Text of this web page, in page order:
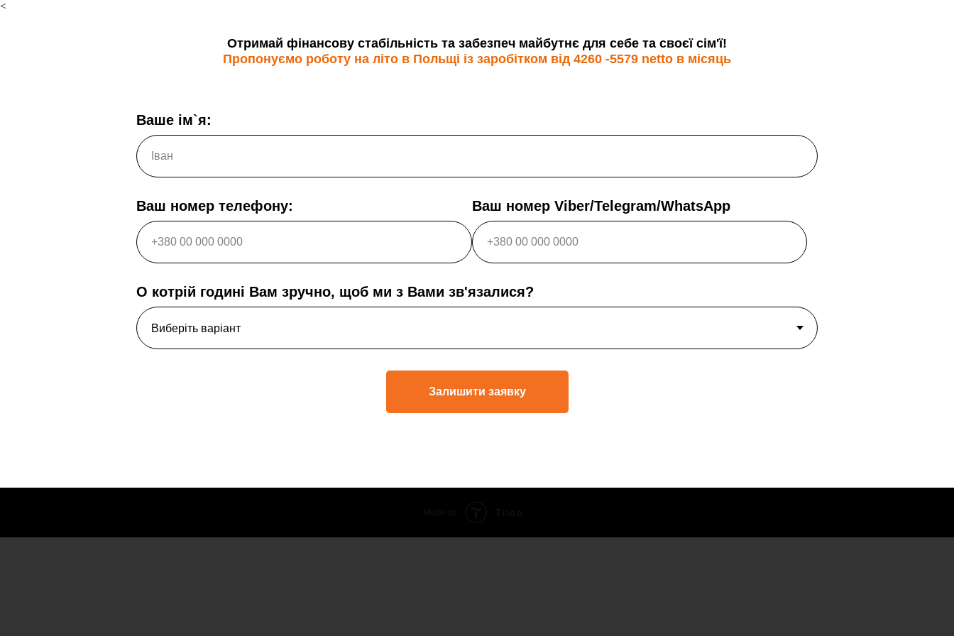
<
Отримай фінансову стабільність та забезпеч майбутнє для себе та своєї сім'ї!
Пропонуємо роботу на літо в Польщі із заробітком від 4260 -5579 netto в місяць
Ваше ім`я:
Ваш номер телефону: Ваш номер Viber/Telegram/WhatsApp
О котрій годині Вам зручно, щоб ми з Вами зв'язалися?
Залишити заявку